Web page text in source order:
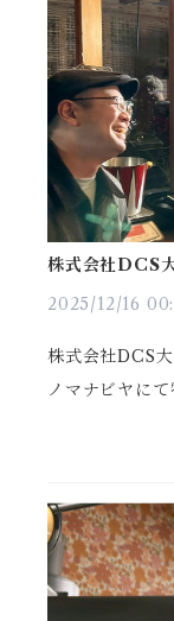
株式会社DCS
2025/12/16
株式会社DCS
ノマナビヤに
回にわけてそ